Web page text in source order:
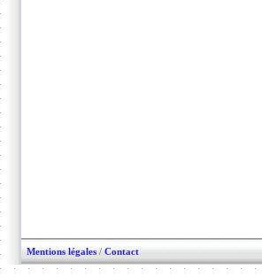
Mentions légales / Contact